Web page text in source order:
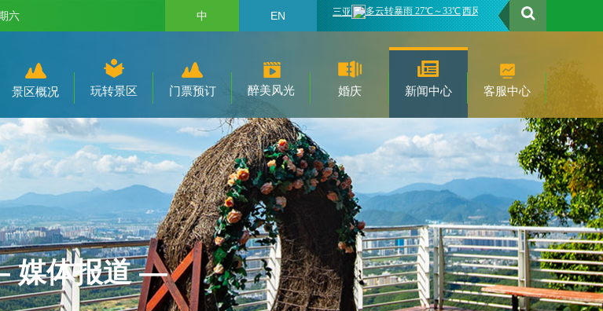
六 中 EN
景区概况 玩转景区 门票预订 醉美风光 婚庆 新闻中心 客服中心
媒体报道 —